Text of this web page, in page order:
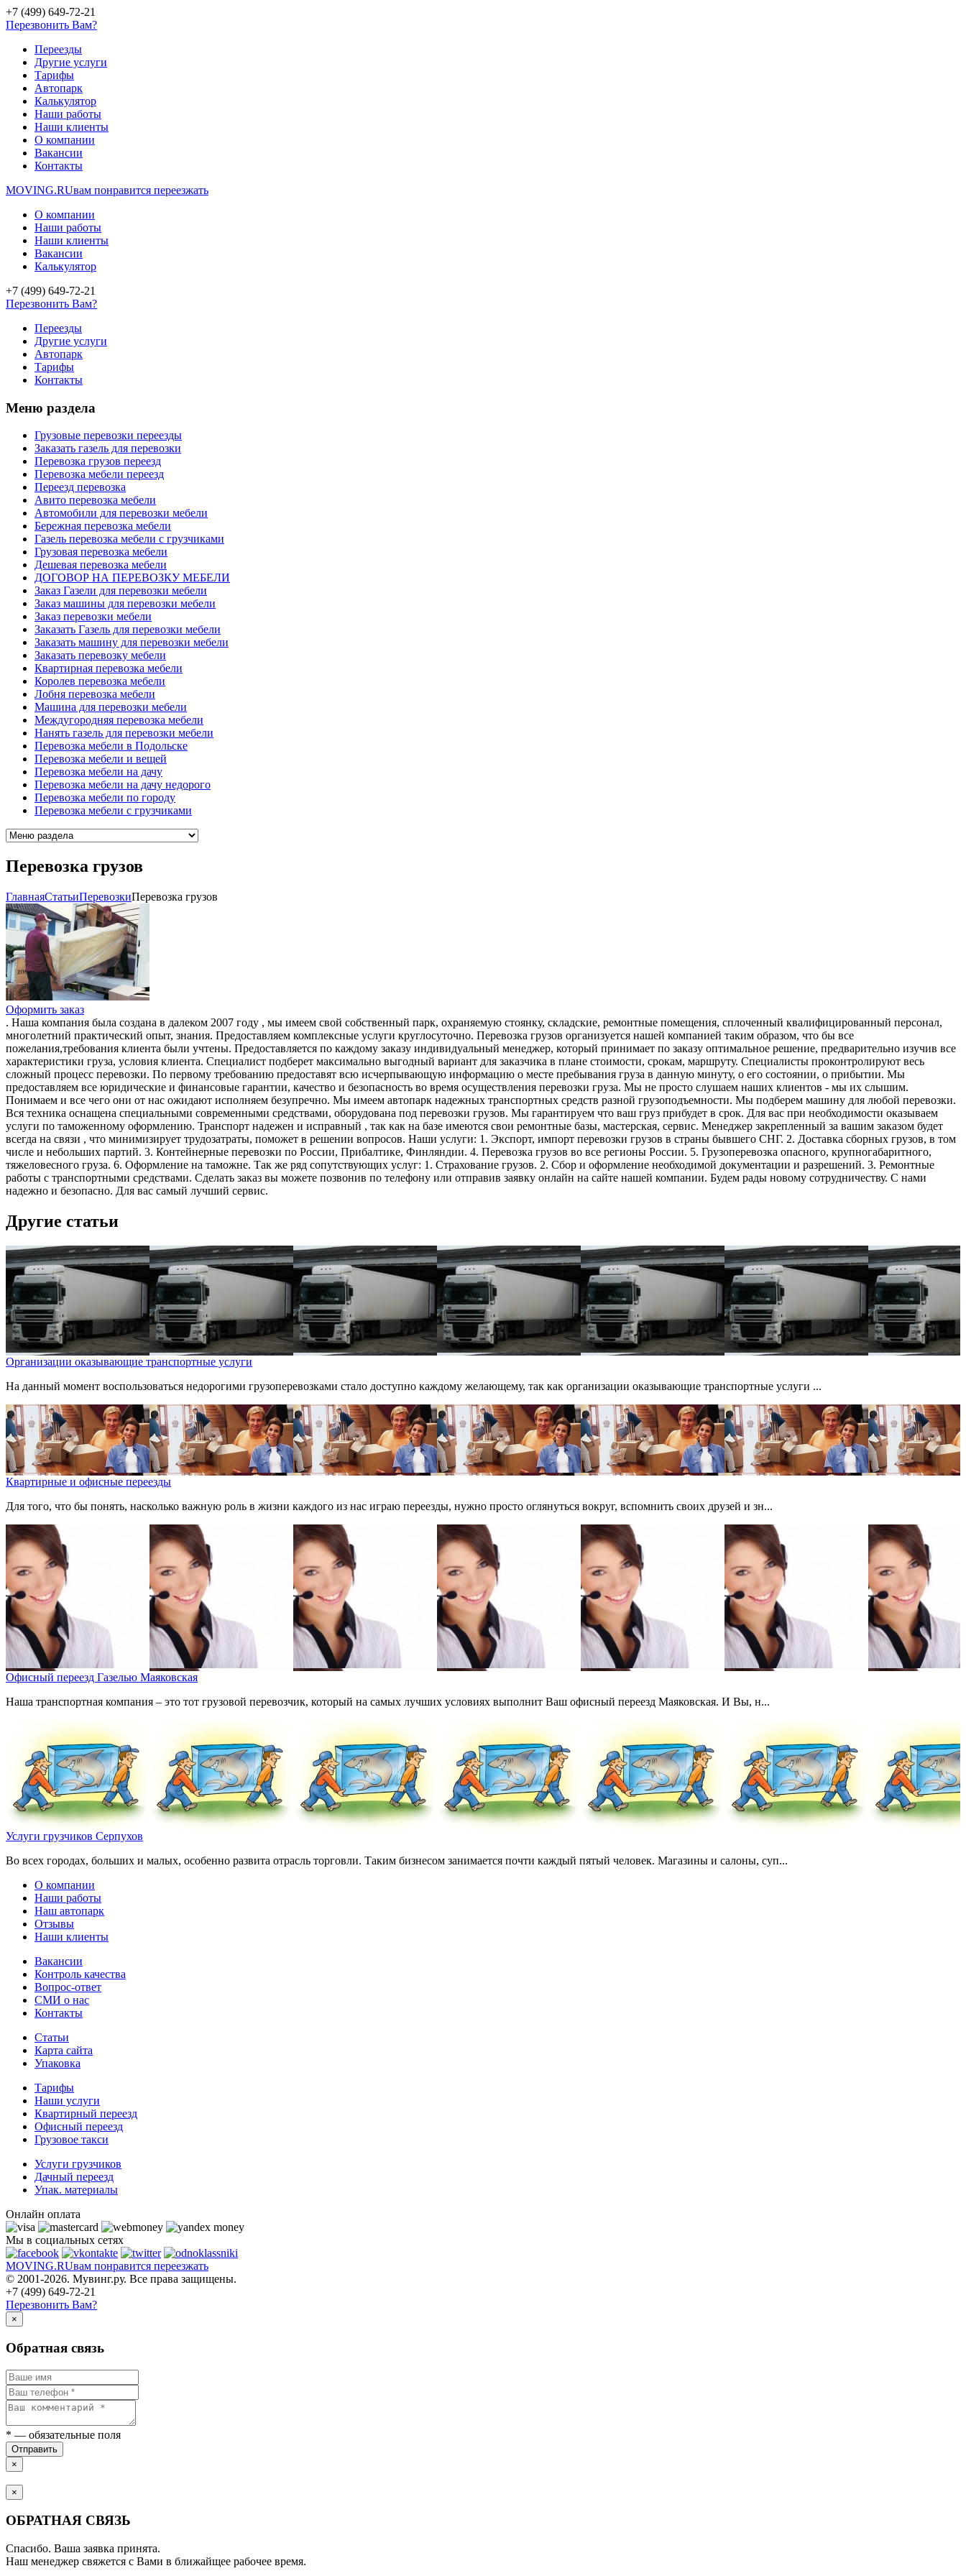
+7 (499) 649-72-21
Перезвонить Вам?
Переезды
Другие услуги
Тарифы
Автопарк
Калькулятор
Наши работы
Наши клиенты
О компании
Вакансии
Контакты
MOVING.RUвам понравится переезжать
О компании
Наши работы
Наши клиенты
Вакансии
Калькулятор
+7 (499) 649-72-21
Перезвонить Вам?
Переезды
Другие услуги
Автопарк
Тарифы
Контакты
Меню раздела
Грузовые перевозки переезды
Заказать газель для перевозки
Перевозка грузов переезд
Перевозка мебели переезд
Переезд перевозка
Авито перевозка мебели
Автомобили для перевозки мебели
Бережная перевозка мебели
Газель перевозка мебели с грузчиками
Грузовая перевозка мебели
Дешевая перевозка мебели
ДОГОВОР НА ПЕРЕВОЗКУ МЕБЕЛИ
Заказ Газели для перевозки мебели
Заказ машины для перевозки мебели
Заказ перевозки мебели
Заказать Газель для перевозки мебели
Заказать машину для перевозки мебели
Заказать перевозку мебели
Квартирная перевозка мебели
Королев перевозка мебели
Лобня перевозка мебели
Машина для перевозки мебели
Междугородняя перевозка мебели
Нанять газель для перевозки мебели
Перевозка мебели в Подольске
Перевозка мебели и вещей
Перевозка мебели на дачу
Перевозка мебели на дачу недорого
Перевозка мебели по городу
Перевозка мебели с грузчиками
Перевозка грузов
ГлавнаяCтатьиПеревозкиПеревозка грузов
Оформить заказ
. Наша компания была создана в далеком 2007 году , мы имеем свой собственный парк, охраняемую стоянку, складские, ремонтные помещения, сплоченный квалифицированный персонал,
многолетний практический опыт, знания. Предоставляем комплексные услуги круглосуточно. Перевозка грузов организуется нашей компанией таким образом, что бы все
пожелания,требования клиента были учтены. Предоставляется по каждому заказу индивидуальный менеджер, который принимает по заказу оптимальное решение, предварительно изучив все
характеристики груза, условия клиента. Специалист подберет максимально выгодный вариант для заказчика в плане стоимости, срокам, маршруту. Специалисты проконтролируют весь
сложный процесс перевозки. По первому требованию предоставят всю исчерпывающую информацию о месте пребывания груза в данную минуту, о его состоянии, о прибытии. Мы
предоставляем все юридические и финансовые гарантии, качество и безопасность во время осуществления перевозки груза. Мы не просто слушаем наших клиентов - мы их слышим.
Понимаем и все чего они от нас ожидают исполняем безупречно. Мы имеем автопарк надежных транспортных средств разной грузоподъемности. Мы подберем машину для любой перевозки.
Вся техника оснащена специальными современными средствами, оборудована под перевозки грузов. Мы гарантируем что ваш груз прибудет в срок. Для вас при необходимости оказываем
услуги по таможенному оформлению. Транспорт надежен и исправный , так как на базе имеются свои ремонтные базы, мастерская, сервис. Менеджер закрепленный за вашим заказом будет
всегда на связи , что минимизирует трудозатраты, поможет в решении вопросов. Наши услуги: 1. Экспорт, импорт перевозки грузов в страны бывшего СНГ. 2. Доставка сборных грузов, в том
числе и небольших партий. 3. Контейнерные перевозки по России, Прибалтике, Финляндии. 4. Перевозка грузов во все регионы России. 5. Грузоперевозка опасного, крупногабаритного,
тяжеловесного груза. 6. Оформление на таможне. Так же ряд сопутствующих услуг: 1. Страхование грузов. 2. Сбор и оформление необходимой документации и разрешений. 3. Ремонтные
работы с транспортными средствами. Сделать заказ вы можете позвонив по телефону или отправив заявку онлайн на сайте нашей компании. Будем рады новому сотрудничеству. С нами
надежно и безопасно. Для вас самый лучший сервис.
Другие статьи
Организации оказывающие транспортные услуги
На данный момент воспользоваться недорогими грузоперевозками стало доступно каждому желающему, так как организации оказывающие транспортные услуги ...
Квартирные и офисные переезды
Для того, что бы понять, насколько важную роль в жизни каждого из нас играю переезды, нужно просто оглянуться вокруг, вспомнить своих друзей и зн...
Офисный переезд Газелью Маяковская
Наша транспортная компания – это тот грузовой перевозчик, который на самых лучших условиях выполнит Ваш офисный переезд Маяковская. И Вы, н...
Услуги грузчиков Серпухов
Во всех городах, больших и малых, особенно развита отрасль торговли. Таким бизнесом занимается почти каждый пятый человек. Магазины и салоны, суп...
О компании
Наши работы
Наш автопарк
Отзывы
Наши клиенты
Вакансии
Контроль качества
Вопрос-ответ
СМИ о нас
Контакты
Статьи
Карта сайта
Упаковка
Тарифы
Наши услуги
Квартирный переезд
Офисный переезд
Грузовое такси
Услуги грузчиков
Дачный переезд
Упак. материалы
Онлайн оплата
Мы в социальных сетях
MOVING.RUвам понравится переезжать
© 2001-2026. Мувинг.ру. Все права защищены.
+7 (499) 649-72-21
Перезвонить Вам?
×
Обратная связь
* — обязательные поля
Отправить
×
×
ОБРАТНАЯ СВЯЗЬ
Спасибо. Ваша заявка принята.
Наш менеджер свяжется с Вами в ближайщее рабочее время.